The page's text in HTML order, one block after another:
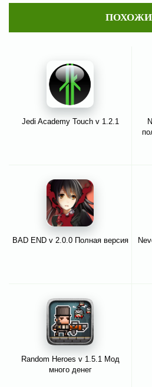
Jedi Academy Touch v 1.2.1
BAD END v 2.0.0 Полная версия
Random Heroes v 1.5.1 Мод
много денег